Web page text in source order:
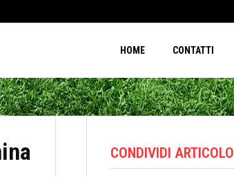
HOME CONTATTI
CONDIVIDI ARTICOLO